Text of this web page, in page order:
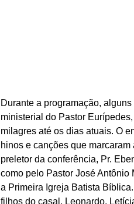
Durante a programação,
ministerial do Pastor
milagres até os dias atuais. O
hinos e canções que
preletor da conferência, Pr.
como pelo Pastor José Antônio
a Primeira Igreja Batista
filhos do casal, Leonardo,